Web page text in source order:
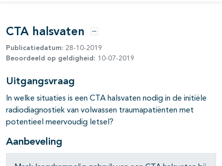
CTA halsvaten Opties
Publicatiedatum: 28-10-2019
Beoordeeld op geldigheid: 10-07-2019
Uitgangsvraag
In welke situaties is een CTA halsvaten nodig in de initiële
radiodiagnostiek van volwassen traumapatiënten met
potentieel meervoudig letsel?
Aanbeveling